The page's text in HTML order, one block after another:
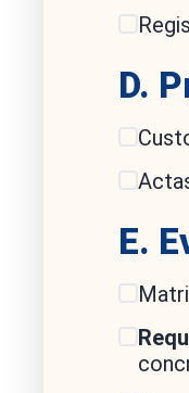
D.
E.